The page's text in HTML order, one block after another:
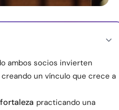
ambos socios invierten
un vínculo que crece a
practicando una